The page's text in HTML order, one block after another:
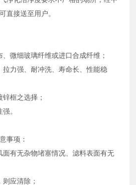
直接送至用户。
微细玻璃纤维或进口合成纤维；
拉力强、耐冲洗、寿命长、性能稳
框之选择；
。
事项：
面有无杂物堵塞情况、滤料表面有无
应清除；